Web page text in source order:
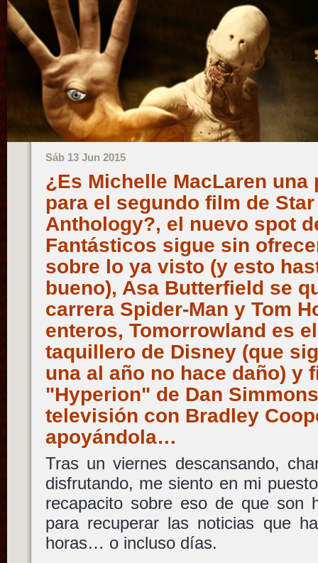
Sáb 13 Jun 2015
¿Es Michelle MacLaren
para el segundo film de
Anthology?, el nuevo spot
Fantásticos sigue sin
sobre lo ya visto (y esto
bueno), Asa Butterfield se
carrera Spider-Man y Tom
enteros, Tomorrowland es
taquillero de Disney (que
una al año no hace daño) y
"Hyperion" de Dan
televisión con Bradley
apoyándola…
Tras un viernes descansando,
disfrutando, me siento en mi
recapacito sobre eso de que son
para recuperar las noticias que
horas… o incluso días.